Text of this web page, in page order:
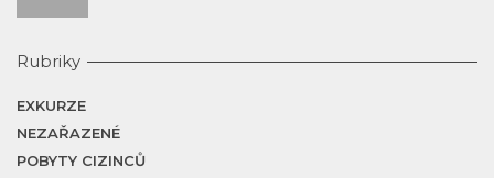
Rubriky
EXKURZE
NEZAŘAZENÉ
POBYTY CIZINCŮ